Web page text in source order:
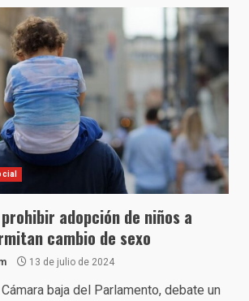
adopción de niños a
cambio de sexo
13 de julio de 2024
baja del Parlamento, debate un